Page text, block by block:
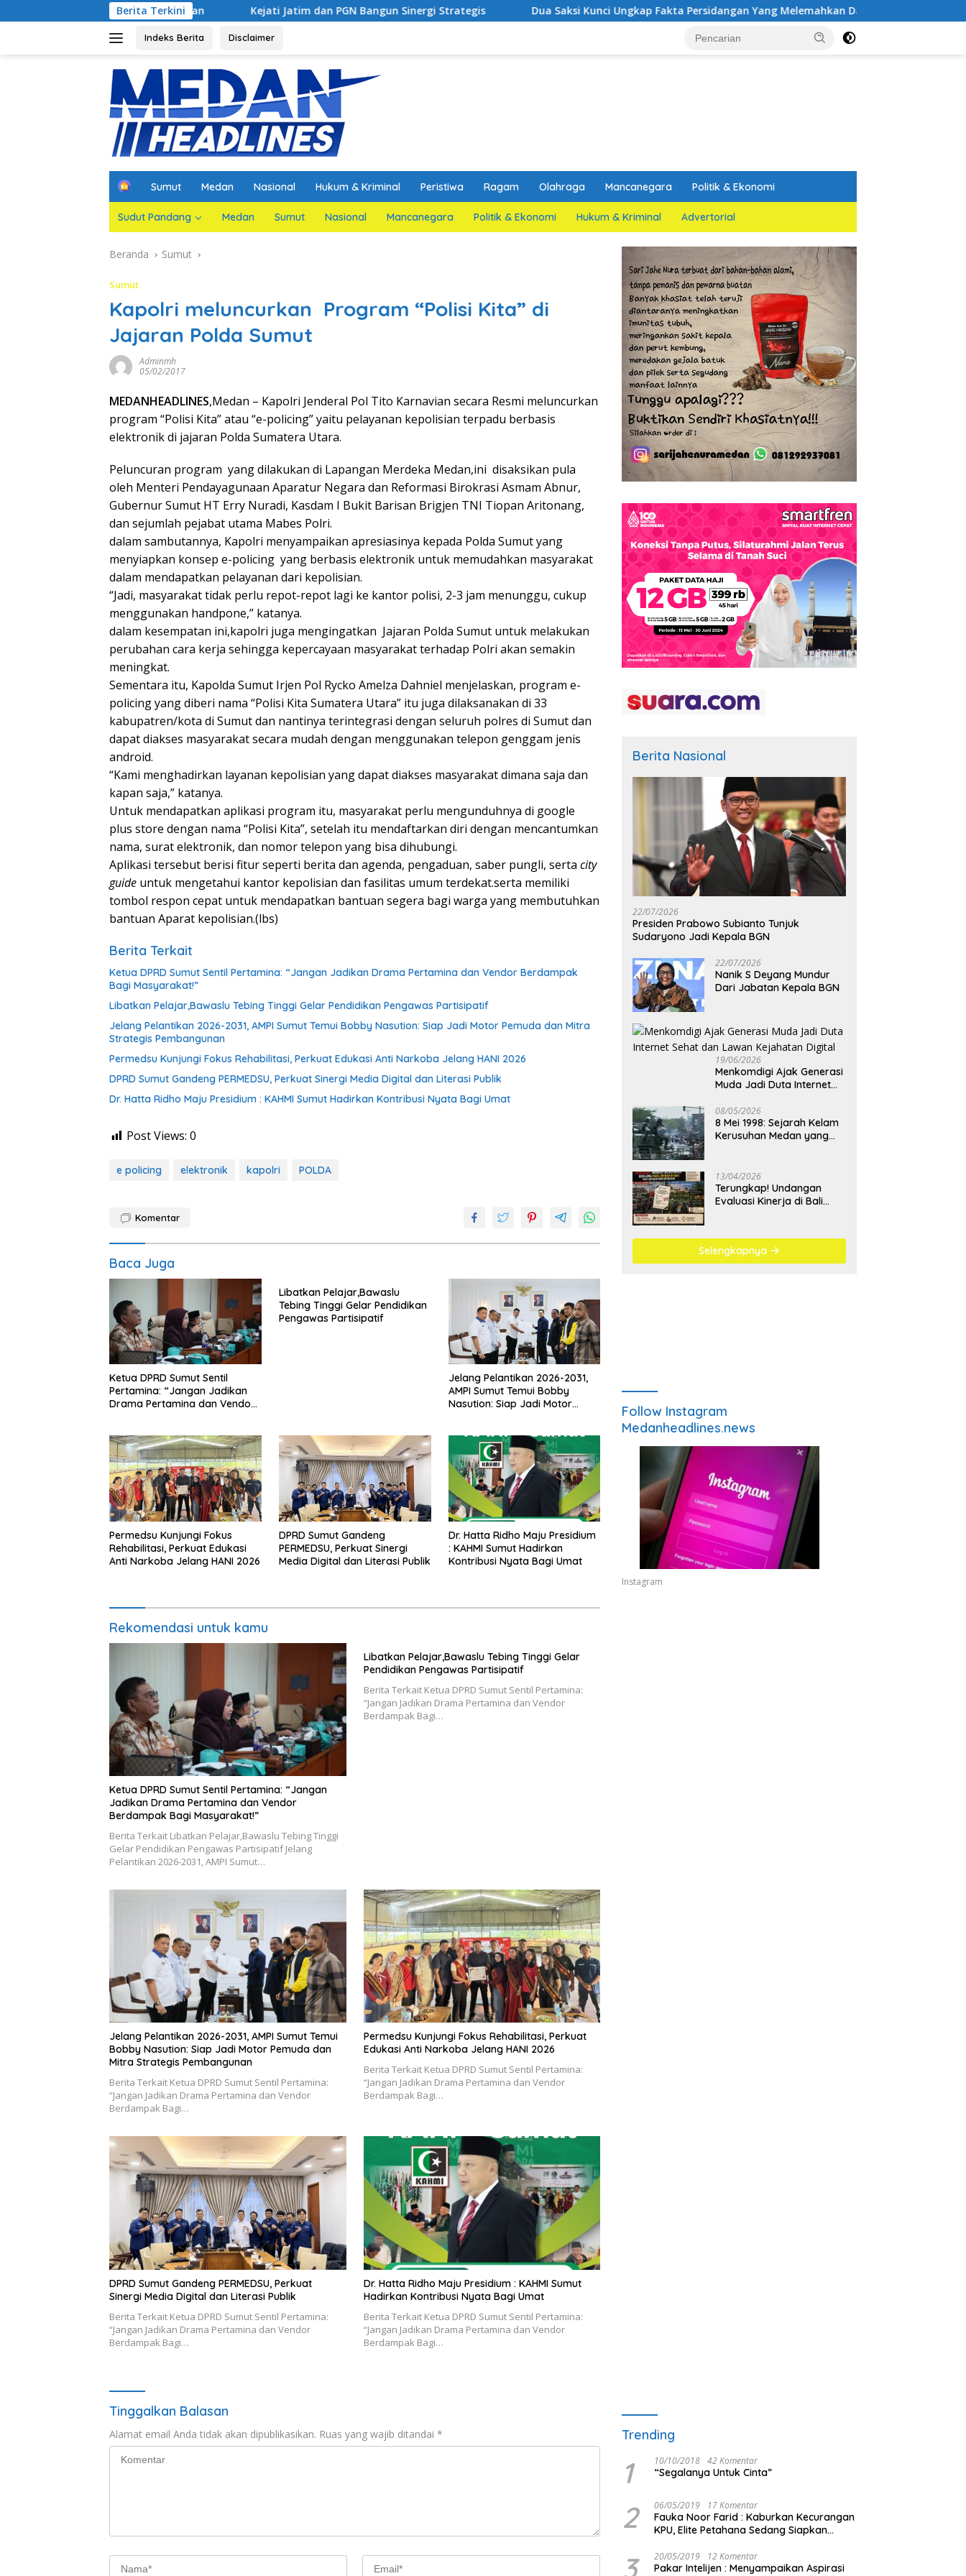
ke
Berita Terkini
Kejati Jatim dan PGN Bangun Sinergi Strategis Dua Saksi Kunci Ungkap Fakta Persidangan Yang Melemahkan Dakwaan Jaksa Penuntut Umum
Indeks Berita Disclaimer
H
m
e
Sumut Medan Nasional Hukum & Kriminal Peristiwa Ragam Olahraga Mancanegara Politik & Ekonomi
Sudut Pandang Medan Sumut Nasional Mancanegara Politik & Ekonomi Hukum & Kriminal Advertorial
Beranda Sumut
Sumut
Kapolri meluncurkan Program “Polisi Kita” di
Jajaran Polda Sumut
Adminmh
05/02/2017
MEDANHEADLINES,Medan – Kapolri Jenderal Pol Tito Karnavian secara Resmi meluncurkan
program “Polisi Kita” atau “e-policing” yaitu pelayanan kepolisian terpadu berbasis
elektronik di jajaran Polda Sumatera Utara.
Peluncuran program yang dilakukan di Lapangan Merdeka Medan,ini disaksikan pula
oleh Menteri Pendayagunaan Aparatur Negara dan Reformasi Birokrasi Asmam Abnur,
Gubernur Sumut HT Erry Nuradi, Kasdam I Bukit Barisan Brigjen TNI Tiopan Aritonang,
dan sejumlah pejabat utama Mabes Polri.
dalam sambutannya, Kapolri menyampaikan apresiasinya kepada Polda Sumut yang
menyiapkan konsep e-policing yang berbasis elektronik untuk memudahkan masyarakat
dalam mendapatkan pelayanan dari kepolisian.
“Jadi, masyarakat tidak perlu repot-repot lagi ke kantor polisi, 2-3 jam menunggu, cukup
menggunakan handpone,” katanya.
dalam kesempatan ini,kapolri juga mengingatkan Jajaran Polda Sumut untuk melakukan
perubahan cara kerja sehingga kepercayaan masyarakat terhadap Polri akan semakin
meningkat.
Sementara itu, Kapolda Sumut Irjen Pol Rycko Amelza Dahniel menjelaskan, program e-
policing yang diberi nama “Polisi Kita Sumatera Utara” itu juga dilaksanakan di 33
kabupatren/kota di Sumut dan nantinya terintegrasi dengan seluruh polres di Sumut dan
dapat diakses masyarakat secara mudah dengan menggunakan telepon genggam jenis
android.
“Kami menghadirkan layanan kepolisian yang dapat diakses masyarakat dimana saja dan
kapan saja,” katanya.
Untuk mendapatkan aplikasi program itu, masyarakat perlu mengunduhnya di google
plus store dengan nama “Polisi Kita”, setelah itu mendaftarkan diri dengan mencantumkan
nama, surat elektronik, dan nomor telepon yang bisa dihubungi.
Aplikasi tersebut berisi fitur seperti berita dan agenda, pengaduan, saber pungli, serta city
guide untuk mengetahui kantor kepolisian dan fasilitas umum terdekat.serta memiliki
tombol respon cepat untuk mendapatkan bantuan segera bagi warga yang membutuhkan
bantuan Aparat kepolisian.(lbs)
Berita Terkait
Ketua DPRD Sumut Sentil Pertamina: “Jangan Jadikan Drama Pertamina dan Vendor Berdampak
Bagi Masyarakat!”
Libatkan Pelajar,Bawaslu Tebing Tinggi Gelar Pendidikan Pengawas Partisipatif
Jelang Pelantikan 2026-2031, AMPI Sumut Temui Bobby Nasution: Siap Jadi Motor Pemuda dan Mitra
Strategis Pembangunan
Permedsu Kunjungi Fokus Rehabilitasi, Perkuat Edukasi Anti Narkoba Jelang HANI 2026
DPRD Sumut Gandeng PERMEDSU, Perkuat Sinergi Media Digital dan Literasi Publik
Dr. Hatta Ridho Maju Presidium : KAHMI Sumut Hadirkan Kontribusi Nyata Bagi Umat
Post Views: 0
e policing elektronik kapolri POLDA
Komentar
Baca Juga
Ketua DPRD Sumut Sentil
Pertamina: “Jangan Jadikan
Drama Pertamina dan Vendor
Libatkan Pelajar,Bawaslu
Tebing Tinggi Gelar Pendidikan
Pengawas Partisipatif
Jelang Pelantikan 2026-2031,
AMPI Sumut Temui Bobby
Nasution: Siap Jadi Motor
Permedsu Kunjungi Fokus
Rehabilitasi, Perkuat Edukasi
Anti Narkoba Jelang HANI 2026
DPRD Sumut Gandeng
PERMEDSU, Perkuat Sinergi
Media Digital dan Literasi Publik
Dr. Hatta Ridho Maju Presidium
: KAHMI Sumut Hadirkan
Kontribusi Nyata Bagi Umat
Rekomendasi untuk kamu
Ketua DPRD Sumut Sentil Pertamina: “Jangan
Jadikan Drama Pertamina dan Vendor
Berdampak Bagi Masyarakat!”
Berita Terkait Libatkan Pelajar,Bawaslu Tebing Tinggi
Gelar Pendidikan Pengawas Partisipatif Jelang
Pelantikan 2026-2031, AMPI Sumut…
Libatkan Pelajar,Bawaslu Tebing Tinggi Gelar
Pendidikan Pengawas Partisipatif
Berita Terkait Ketua DPRD Sumut Sentil Pertamina:
“Jangan Jadikan Drama Pertamina dan Vendor
Berdampak Bagi…
Jelang Pelantikan 2026-2031, AMPI Sumut Temui
Bobby Nasution: Siap Jadi Motor Pemuda dan
Mitra Strategis Pembangunan
Berita Terkait Ketua DPRD Sumut Sentil Pertamina:
“Jangan Jadikan Drama Pertamina dan Vendor
Berdampak Bagi…
Permedsu Kunjungi Fokus Rehabilitasi, Perkuat
Edukasi Anti Narkoba Jelang HANI 2026
Berita Terkait Ketua DPRD Sumut Sentil Pertamina:
“Jangan Jadikan Drama Pertamina dan Vendor
Berdampak Bagi…
DPRD Sumut Gandeng PERMEDSU, Perkuat
Sinergi Media Digital dan Literasi Publik
Berita Terkait Ketua DPRD Sumut Sentil Pertamina:
“Jangan Jadikan Drama Pertamina dan Vendor
Berdampak Bagi…
Dr. Hatta Ridho Maju Presidium : KAHMI Sumut
Hadirkan Kontribusi Nyata Bagi Umat
Berita Terkait Ketua DPRD Sumut Sentil Pertamina:
“Jangan Jadikan Drama Pertamina dan Vendor
Berdampak Bagi…
Tinggalkan Balasan
Alamat email Anda tidak akan dipublikasikan. Ruas yang wajib ditandai *
Berita Nasional
22/07/2026
Presiden Prabowo Subianto Tunjuk
Sudaryono Jadi Kepala BGN
22/07/2026
Nanik S Deyang Mundur
Dari Jabatan Kepala BGN
19/06/2026
Menkomdigi Ajak Generasi
Muda Jadi Duta Internet
Kejahatan Digital
08/05/2026
8 Mei 1998: Sejarah Kelam
Kerusuhan Medan yang
13/04/2026
Terungkap! Undangan
Evaluasi Kinerja di Bali
Mengular
Selengkapnya
Follow Instagram
Medanheadlines.news
Instagram
Trending
1 10/10/2018 42 Komentar
“Segalanya Untuk Cinta”
2 06/05/2019 17 Komentar
Fauka Noor Farid : Kaburkan Kecurangan
KPU, Elite Petahana Sedang Siapkan
3 20/05/2019 12 Komentar
Pakar Intelijen : Menyampaikan Aspirasi